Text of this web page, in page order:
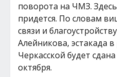
поворота на ЧМЗ.
придется. По словам
связи и
Алейникова, эстакада
Черкасской будет
октября.